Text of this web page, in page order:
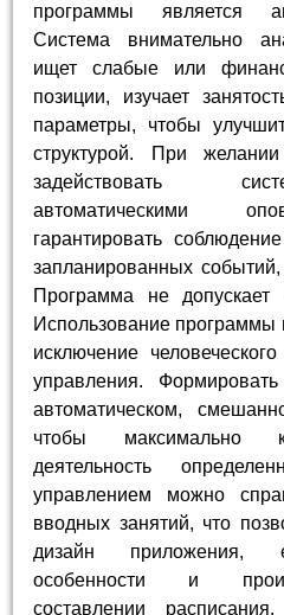
программы является
Система внимательно
ищет слабые или
позиции, изучает
параметры, чтобы
структурой. При
задействовать
автоматическими
гарантировать
запланированных
Программа не
Использование программы
исключение
управления.
автоматическом,
чтобы максимально
деятельность
управлением можно
вводных занятий, что
дизайн приложения,
особенности и
составлении